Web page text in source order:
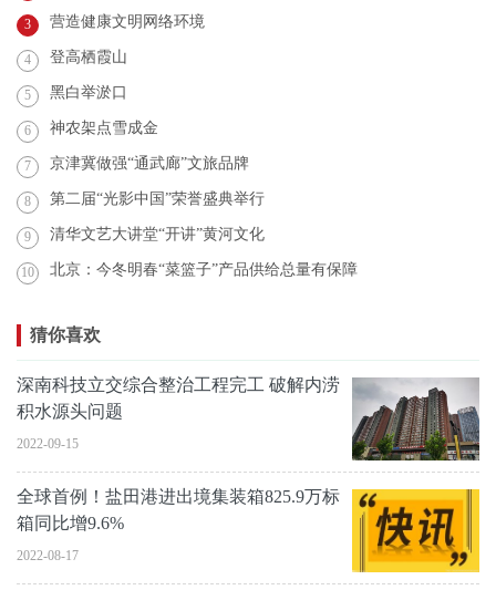
3 营造健康文明网络环境
4 登高栖霞山
5 黑白举淤口
6 神农架点雪成金
7 京津冀做强“通武廊”文旅品牌
8 第二届“光影中国”荣誉盛典举行
9 清华文艺大讲堂“开讲”黄河文化
10 北京：今冬明春“菜篮子”产品供给总量有保障
猜你喜欢
深南科技立交综合整治工程完工 破解内涝
积水源头问题
2022-09-15
全球首例！盐田港进出境集装箱825.9万标
箱同比增9.6%
2022-08-17